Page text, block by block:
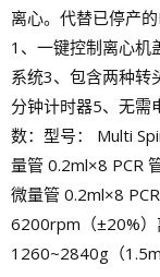
离心。代替已停产
1、一键控制离心机
系统3、包含两种转
分钟计时器5、无需
数：型号： Multi
量管 0.2ml×8 PCR
微量管 0.2ml×8
6200rpm（±20%
1260~2840g（